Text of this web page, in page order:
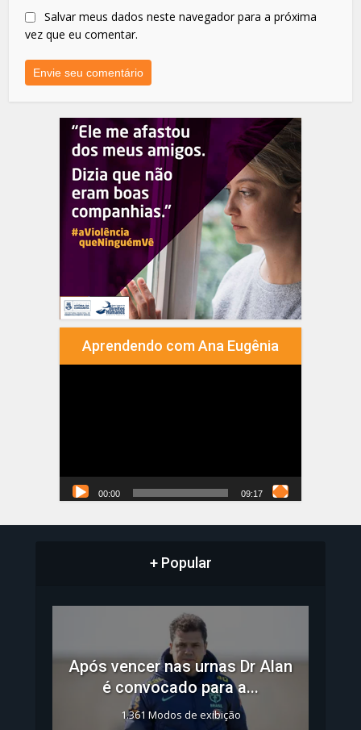
Salvar meus dados neste navegador para a próxima
vez que eu comentar.
Aprendendo com Ana Eugênia
00:00 09:17
+ Popular
Após vencer nas urnas Dr Alan
é convocado para a...
1.361 Modos de exibição